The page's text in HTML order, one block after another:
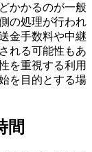
かかるのが一般
の処理が行われ
金手数料や中継
れる可能性もあ
を重視する利用
を目的とする場
間